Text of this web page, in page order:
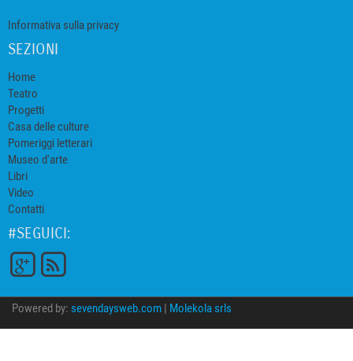
Informativa sulla privacy
SEZIONI
Home
Teatro
Progetti
Casa delle culture
Pomeriggi letterari
Museo d'arte
Libri
Video
Contatti
#SEGUICI:
Powered by: sevendaysweb.com | Molekola srls